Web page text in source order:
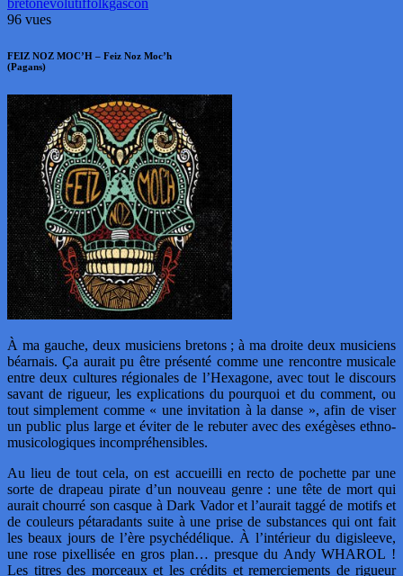
bretonévolutiffolkgascon
96 vues
FEIZ NOZ MOC’H – Feiz Noz Moc’h
(Pagans)
À ma gauche, deux musiciens bretons ; à ma droite deux musiciens
béarnais. Ça aurait pu être présenté comme une rencontre musicale
entre deux cultures régionales de l’Hexagone, avec tout le discours
savant de rigueur, les explications du pourquoi et du comment, ou
tout simplement comme « une invitation à la danse », afin de viser
un public plus large et éviter de le rebuter avec des exégèses ethno-
musicologiques incompréhensibles.
Au lieu de tout cela, on est accueilli en recto de pochette par une
sorte de drapeau pirate d’un nouveau genre : une tête de mort qui
aurait chourré son casque à Dark Vador et l’aurait taggé de motifs et
de couleurs pétaradants suite à une prise de substances qui ont fait
les beaux jours de l’ère psychédélique. À l’intérieur du digisleeve,
une rose pixellisée en gros plan… presque du Andy WHAROL !
Les titres des morceaux et les crédits et remerciements de rigueur